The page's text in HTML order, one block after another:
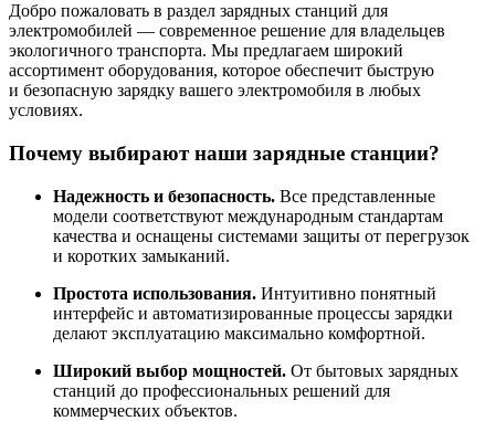
Добро пожаловать в раздел зарядных станций для
электромобилей — современное решение для владельцев
экологичного транспорта. Мы предлагаем широкий
ассортимент оборудования, которое обеспечит быструю
и безопасную зарядку вашего электромобиля в любых
условиях.
Почему выбирают наши зарядные станции?
Надежность и безопасность. Все представленные
модели соответствуют международным стандартам
качества и оснащены системами защиты от перегрузок
и коротких замыканий.
Простота использования. Интуитивно понятный
интерфейс и автоматизированные процессы зарядки
делают эксплуатацию максимально комфортной.
Широкий выбор мощностей. От бытовых зарядных
станций до профессиональных решений для
коммерческих объектов.